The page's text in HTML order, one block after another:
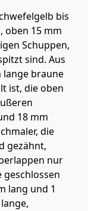
bis
oben 15 mm
Schuppen,
sind. Aus
lange braune
ist, die oben
18 mm
die
gezähnt,
nur
geschlossen
lang und 1